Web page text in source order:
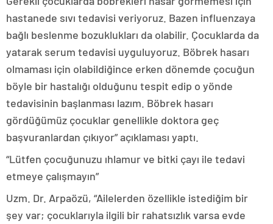
hastanede sıvı tedavisi veriyoruz. Bazen influenzaya
bağlı beslenme bozuklukları da olabilir. Çocuklarda da
yatarak serum tedavisi uyguluyoruz. Böbrek hasarı
olmaması için olabildiğince erken dönemde çocuğun
böyle bir hastalığı olduğunu tespit edip o yönde
tedavisinin başlanması lazım. Böbrek hasarı
gördüğümüz çocuklar genellikle doktora geç
başvuranlardan çıkıyor” açıklaması yaptı.
“Lütfen çocuğunuzu ıhlamur ve bitki çayı ile tedavi
etmeye çalışmayın”
Uzm. Dr. Arpaözü, “Ailelerden özellikle istediğim bir
şey var; çocuklarıyla ilgili bir rahatsızlık varsa evde